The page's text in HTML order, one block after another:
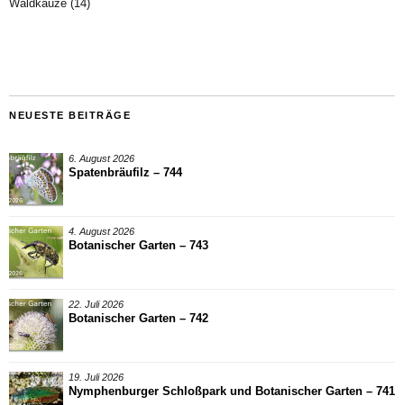
Waldkäuze (14)
NEUESTE BEITRÄGE
6. August 2026
Spatenbräufilz – 744
4. August 2026
Botanischer Garten – 743
22. Juli 2026
Botanischer Garten – 742
19. Juli 2026
Nymphenburger Schloßpark und Botanischer Garten – 741